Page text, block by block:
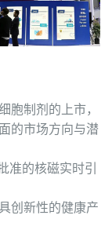
胞制剂的上市，
的市场方向与潜
准的核磁实时引
创新性的健康产